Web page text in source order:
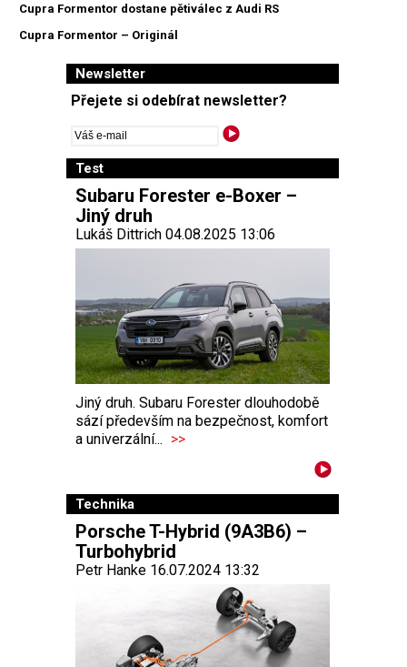
Cupra Formentor dostane pětiválec z Audi RS
Cupra Formentor – Originál
Newsletter
Přejete si odebírat newsletter?
Test
Subaru Forester e-Boxer –
Jiný druh
Lukáš Dittrich 04.08.2025 13:06
Jiný druh. Subaru Forester dlouhodobě
sází především na bezpečnost, komfort
a univerzální... >>
Technika
Porsche T-Hybrid (9A3B6) –
Turbohybrid
Petr Hanke 16.07.2024 13:32